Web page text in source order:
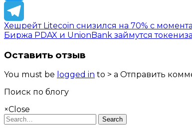
Twitter
Telegram
Хешрейт Litecoin снизился на 70% с
Биржа PDAX и UnionBank займутся
Оставить отзыв
You must be logged in to > a Отправить
Поиск по блогу
×Close
Search